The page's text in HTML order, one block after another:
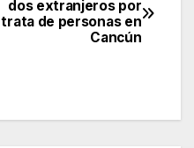
dos extranjeros por
trata de personas en
Cancún